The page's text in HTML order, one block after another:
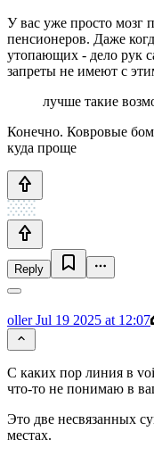
У вас уже просто мозг
пенсионеров. Даже
утопающих - дело рук
запреты не имеют с
лучше такие
Конечно. Ковровые
куда проще
Reply
ollerJul 19 2025 at 12:07
С каких пор линия в
что-то не понимаю в
Это две несвязанных
местах.